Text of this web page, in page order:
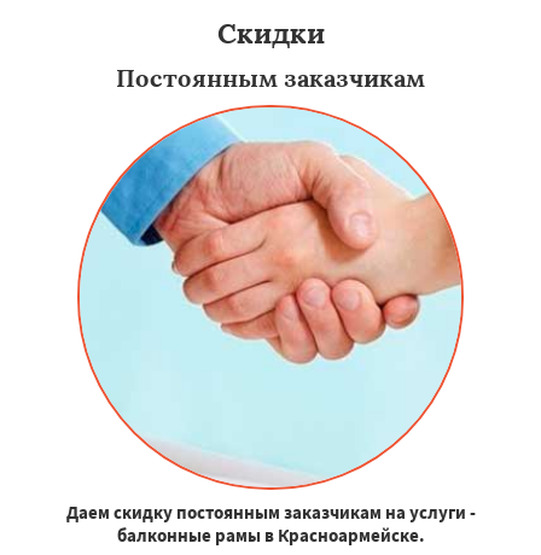
Скидки
Постоянным заказчикам
Даем скидку постоянным заказчикам на услуги -
балконные рамы в Красноармейске.